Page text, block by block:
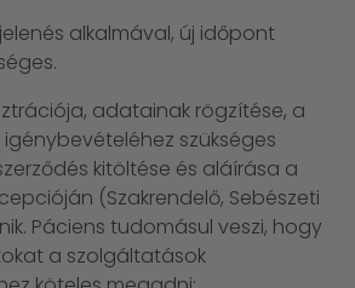
alkalmával, új időpont
adatainak rögzítése, a
szükséges
kitöltése és aláírása a
(Szakrendelő, Sebészeti
Páciens tudomásul veszi, hogy
a szolgáltatások